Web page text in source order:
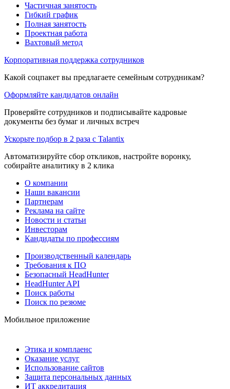
Частичная занятость
Гибкий график
Полная занятость
Проектная работа
Вахтовый метод
Корпоративная поддержка сотрудников
Какой соцпакет вы предлагаете семейным сотрудникам?
Оформляйте кандидатов онлайн
Проверяйте сотрудников и подписывайте кадровые
документы без бумаг и личных встреч
Ускорьте подбор в 2 раза с Talantix
Автоматизируйте сбор откликов, настройте воронку,
собирайте аналитику в 2 клика
О компании
Наши вакансии
Партнерам
Реклама на сайте
Новости и статьи
Инвесторам
Кандидаты по профессиям
Производственный календарь
Требования к ПО
Безопасный HeadHunter
HeadHunter API
Поиск работы
Поиск по резюме
Мобильное приложение
Этика и комплаенс
Оказание услуг
Использование сайтов
Защита персональных данных
ИТ аккредитация